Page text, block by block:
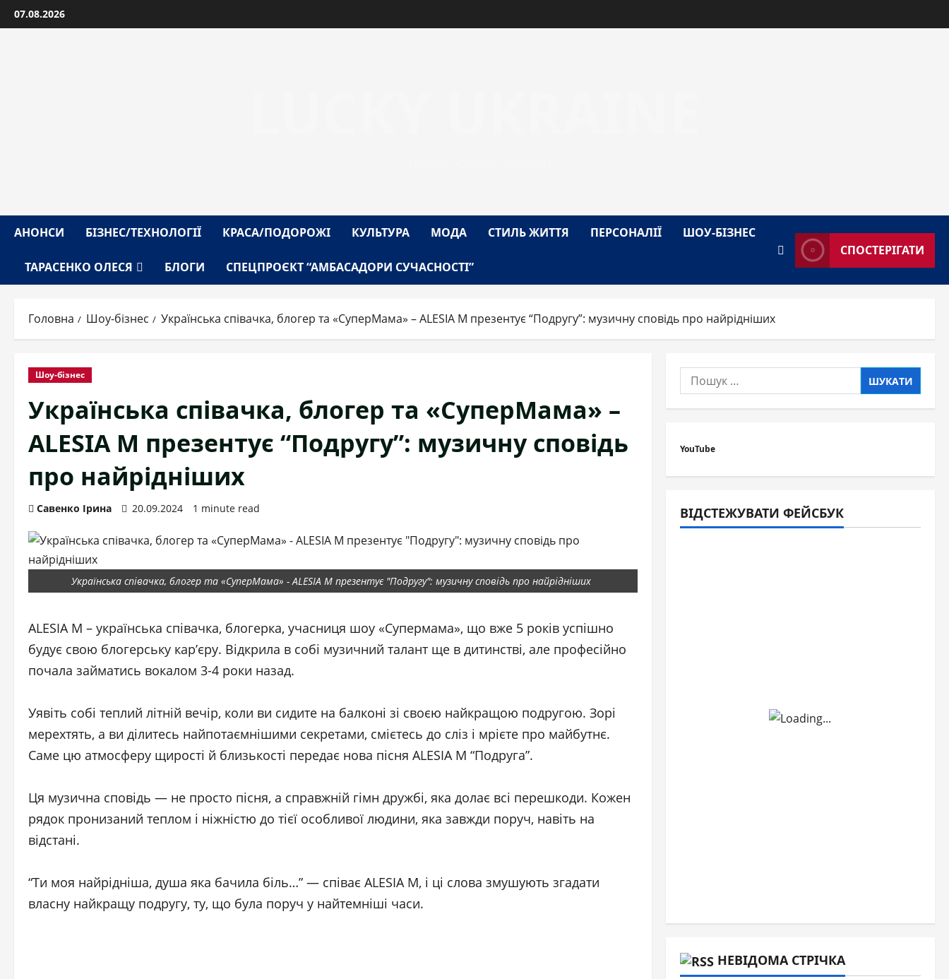
Перейти
до
07.08.2026
АНОНСИ БІЗНЕС/ТЕХНОЛОГІЇ КРАСА/ПОДОРОЖІ КУЛЬТУРА МОДА СТИЛЬ ЖИТТЯ ПЕРСОНАЛІЇ ШОУ-БІЗНЕС
ТАРАСЕНКО ОЛЕСЯ БЛОГИ СПЕЦПРОЄКТ “АМБАСАДОРИ СУЧАСНОСТІ”
СПОСТЕРІГАТИ
Головна Шоу-бізнес Українська співачка, блогер та «СуперМама» – ALESIA M презентує “Подругу”: музичну сповідь про найрідніших
Шоу-бізнес
Українська співачка, блогер та «СуперМама» –
ALESIA M презентує “Подругу”: музичну сповідь
про найрідніших
Савенко Ірина 20.09.2024 1 minute read
Українська співачка, блогер та «СуперМама» - ALESIA M презентує "Подругу": музичну сповідь про найрідніших
ALESIA M – українська співачка, блогерка, учасниця шоу «Супермама», що вже 5 років успішно
будує свою блогерську карʼєру. Відкрила в собі музичний талант ще в дитинстві, але професійно
почала займатись вокалом 3-4 роки назад.
Уявіть собі теплий літній вечір, коли ви сидите на балконі зі своєю найкращою подругою. Зорі
мерехтять, а ви ділитесь найпотаємнішими секретами, смієтесь до сліз і мрієте про майбутнє.
Саме цю атмосферу щирості й близькості передає нова пісня ALESIA M “Подруга”.
Ця музична сповідь — не просто пісня, а справжній гімн дружбі, яка долає всі перешкоди. Кожен
рядок пронизаний теплом і ніжністю до тієї особливої людини, яка завжди поруч, навіть на
відстані.
“Ти моя найрідніша, душа яка бачила біль…” — співає ALESIA M, і ці слова змушують згадати
власну найкращу подругу, ту, що була поруч у найтемніші часи.
Пошук:
YouTube
ВІДСТЕЖУВАТИ ФЕЙСБУК
НЕВІДОМА СТРІЧКА